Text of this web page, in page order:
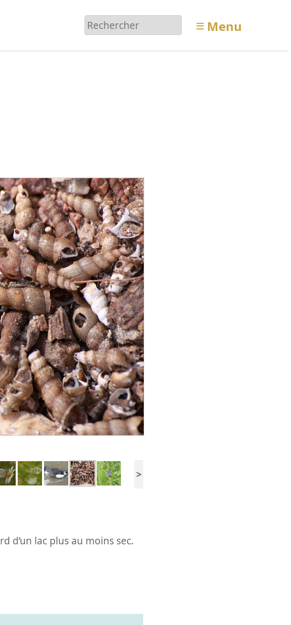
≡ Menu
>
d’un lac plus au moins sec.